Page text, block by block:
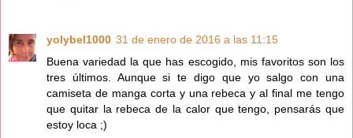
yolybel1000 31 de enero de 2016 a las 11:15
Buena variedad la que has escogido, mis favoritos son los
tres últimos. Aunque si te digo que yo salgo con una
camiseta de manga corta y una rebeca y al final me tengo
que quitar la rebeca de la calor que tengo, pensarás que
estoy loca ;)